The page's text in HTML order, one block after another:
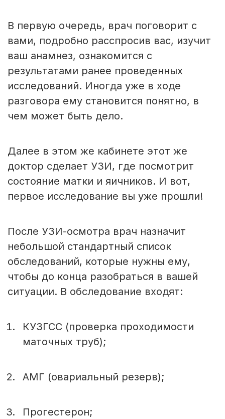
В первую очередь, врач поговорит с
вами, подробно расспросив вас, изучит
ваш анамнез, ознакомится с
результатами ранее проведенных
исследований. Иногда уже в ходе
разговора ему становится понятно, в
чем может быть дело.
Далее в этом же кабинете этот же
доктор сделает УЗИ, где посмотрит
состояние матки и яичников. И вот,
первое исследование вы уже прошли!
После УЗИ-осмотра врач назначит
небольшой стандартный список
обследований, которые нужны ему,
чтобы до конца разобраться в вашей
ситуации. В обследование входят:
КУЗГСС (проверка проходимости
маточных труб);
АМГ (овариальный резерв);
Прогестерон;